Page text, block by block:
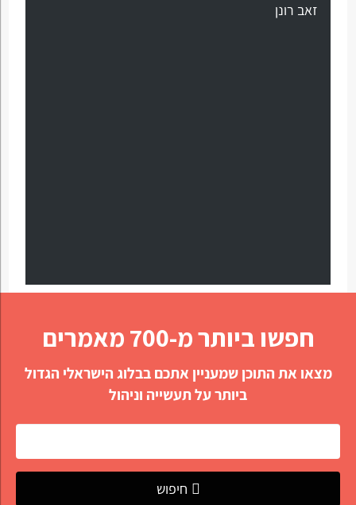
זאב רונן
חפשו ביותר מ-700 מאמרים
מצאו את התוכן שמעניין אתכם בבלוג הישראלי הגדול
ביותר על תעשייה וניהול
חיפוש